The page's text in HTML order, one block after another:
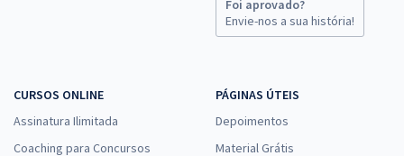
Foi aprovado?
Envie-nos a sua história!
CURSOS ONLINE
Assinatura Ilimitada
Coaching para Concursos
PÁGINAS ÚTEIS
Depoimentos
Material Grátis